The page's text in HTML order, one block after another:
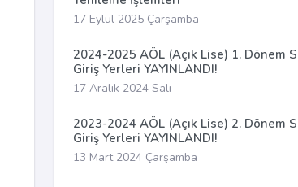
17 Eylül 2025 Çarşamba
2024-2025 AÖL (Açık Lise) 1. Dönem
Giriş Yerleri YAYINLANDI!
17 Aralık 2024 Salı
2023-2024 AÖL (Açık Lise) 2. Dönem
Giriş Yerleri YAYINLANDI!
13 Mart 2024 Çarşamba